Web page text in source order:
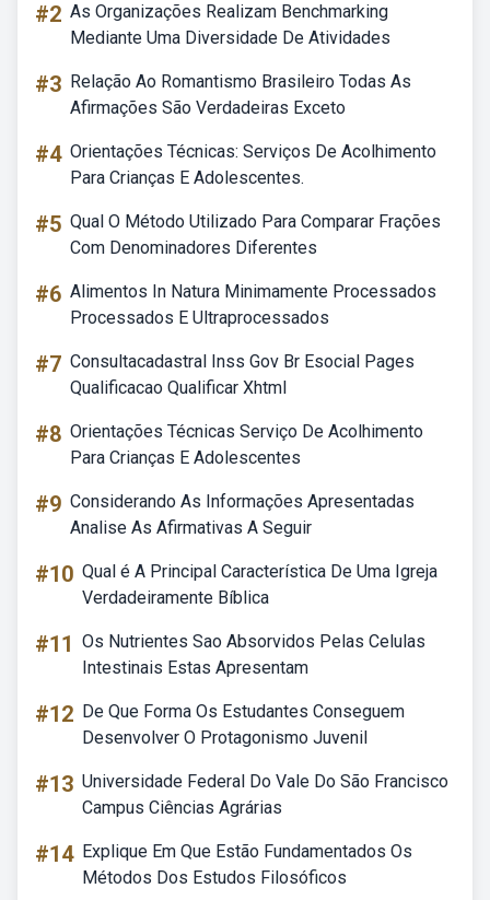
#2 As Organizações Realizam Benchmarking
Mediante Uma Diversidade De Atividades
#3 Relação Ao Romantismo Brasileiro Todas As
Afirmações São Verdadeiras Exceto
#4 Orientações Técnicas: Serviços De Acolhimento
Para Crianças E Adolescentes.
#5 Qual O Método Utilizado Para Comparar Frações
Com Denominadores Diferentes
#6 Alimentos In Natura Minimamente Processados
Processados E Ultraprocessados
#7 Consultacadastral Inss Gov Br Esocial Pages
Qualificacao Qualificar Xhtml
#8 Orientações Técnicas Serviço De Acolhimento
Para Crianças E Adolescentes
#9 Considerando As Informações Apresentadas
Analise As Afirmativas A Seguir
#10 Qual é A Principal Característica De Uma Igreja
Verdadeiramente Bíblica
#11 Os Nutrientes Sao Absorvidos Pelas Celulas
Intestinais Estas Apresentam
#12 De Que Forma Os Estudantes Conseguem
Desenvolver O Protagonismo Juvenil
#13 Universidade Federal Do Vale Do São Francisco
Campus Ciências Agrárias
#14 Explique Em Que Estão Fundamentados Os
Métodos Dos Estudos Filosóficos